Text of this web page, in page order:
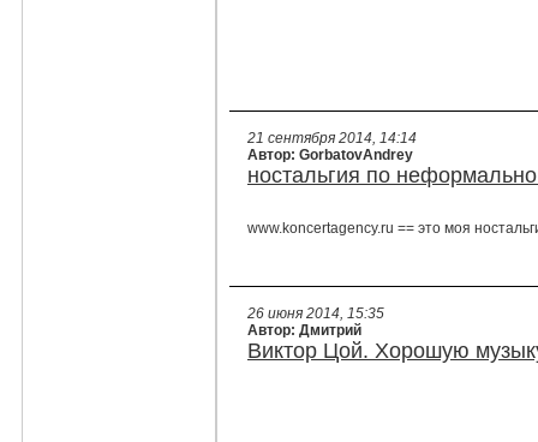
21 сентября 2014, 14:14
Автор: GorbatovAndrey
ностальгия по
www.koncertagency.ru == это моя
26 июня 2014, 15:35
Автор: Дмитрий
Виктор Цой. Хорошую